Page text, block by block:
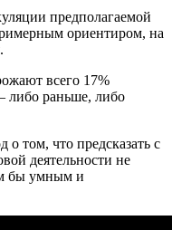
предполагаемой
ориентиром, на
всего 17%
либо раньше, либо
том, что предсказать с
деятельности не
бы умным и